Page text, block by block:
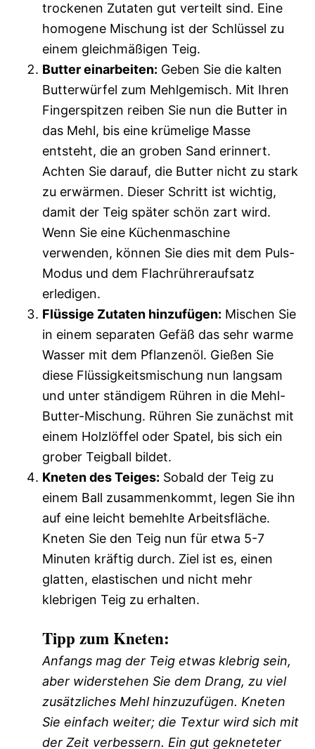
trockenen Zutaten gut verteilt sind. Eine
homogene Mischung ist der Schlüssel zu
einem gleichmäßigen Teig.
Butter einarbeiten: Geben Sie die kalten
Butterwürfel zum Mehlgemisch. Mit Ihren
Fingerspitzen reiben Sie nun die Butter in
das Mehl, bis eine krümelige Masse
entsteht, die an groben Sand erinnert.
Achten Sie darauf, die Butter nicht zu stark
zu erwärmen. Dieser Schritt ist wichtig,
damit der Teig später schön zart wird.
Wenn Sie eine Küchenmaschine
verwenden, können Sie dies mit dem Puls-
Modus und dem Flachrühreraufsatz
erledigen.
Flüssige Zutaten hinzufügen: Mischen Sie
in einem separaten Gefäß das sehr warme
Wasser mit dem Pflanzenöl. Gießen Sie
diese Flüssigkeitsmischung nun langsam
und unter ständigem Rühren in die Mehl-
Butter-Mischung. Rühren Sie zunächst mit
einem Holzlöffel oder Spatel, bis sich ein
grober Teigball bildet.
Kneten des Teiges: Sobald der Teig zu
einem Ball zusammenkommt, legen Sie ihn
auf eine leicht bemehlte Arbeitsfläche.
Kneten Sie den Teig nun für etwa 5-7
Minuten kräftig durch. Ziel ist es, einen
glatten, elastischen und nicht mehr
klebrigen Teig zu erhalten.
Tipp zum Kneten:
Anfangs mag der Teig etwas klebrig sein,
aber widerstehen Sie dem Drang, zu viel
zusätzliches Mehl hinzuzufügen. Kneten
Sie einfach weiter; die Textur wird sich mit
der Zeit verbessern. Ein gut gekneteter